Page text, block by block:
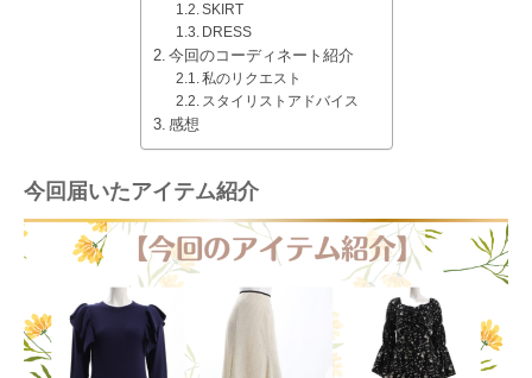
SKIRT
DRESS
今回のコーディネート紹介
私のリクエスト
スタイリストアドバイス
感想
今回届いたアイテム紹介